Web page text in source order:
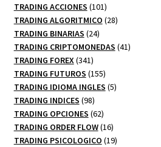
TRADING ACCIONES 101101
productos
TRADING ALGORITMICO 2828
TRADING BINARIAS 2424
productos
TRADING CRIPTOMONEDAS 4141
TRADING FOREX 341341
productos
TRADING FUTUROS 155155
productos
TRADING IDIOMA INGLES 55
TRADING INDICES 9898
productos
TRADING OPCIONES 6262
productos
TRADING ORDER FLOW 1616
productos
TRADING PSICOLOGICO 1919